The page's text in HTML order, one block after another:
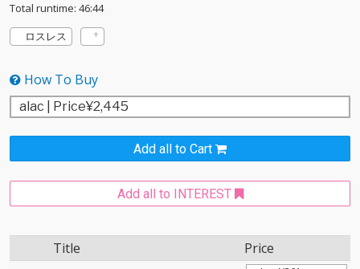
Total runtime: 46:44
ロスレス
How To Buy
Add all to Cart
Add all to INTEREST
Title Price